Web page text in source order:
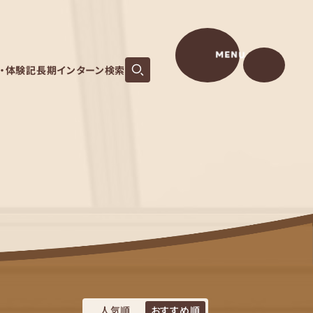
体験記長期インターン検索
MENU